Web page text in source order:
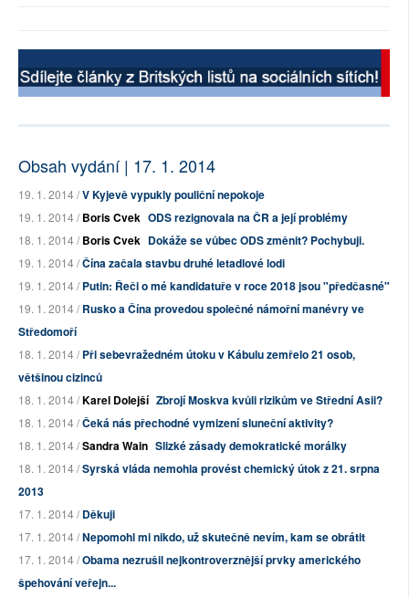
Obsah vydání | 17. 1. 2014
19. 1. 2014 /V Kyjevě vypukly pouliční nepokoje
19. 1. 2014 /Boris Cvek ODS rezignovala na ČR a její problémy
18. 1. 2014 /Boris Cvek Dokáže se vůbec ODS změnit? Pochybuji.
19. 1. 2014 /Čína začala stavbu druhé letadlové lodi
19. 1. 2014 /Putin: Řeči o mé kandidatuře v roce 2018 jsou "předčasné"
19. 1. 2014 /Rusko a Čína provedou společné námořní manévry ve
Středomoří
18. 1. 2014 /Při sebevražedném útoku v Kábulu zemřelo 21 osob,
většinou cizinců
18. 1. 2014 /Karel Dolejší Zbrojí Moskva kvůli rizikům ve Střední Asii?
18. 1. 2014 /Čeká nás přechodné vymizení sluneční aktivity?
18. 1. 2014 /Sandra Wain Slizké zásady demokratické morálky
18. 1. 2014 /Syrská vláda nemohla provést chemický útok z 21. srpna
2013
17. 1. 2014 /Děkuji
17. 1. 2014 /Nepomohl mi nikdo, už skutečně nevím, kam se obrátit
17. 1. 2014 /Obama nezrušil nejkontroverznější prvky amerického
špehování veřejn...